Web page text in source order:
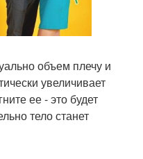
объем плечу и
увеличивает
ее - это будет
тело станет